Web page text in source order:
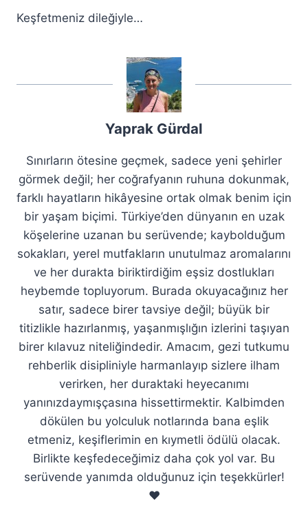
Keşfetmeniz dileğiyle…
Yaprak Gürdal
Sınırların ötesine geçmek, sadece yeni şehirler
görmek değil; her coğrafyanın ruhuna dokunmak,
farklı hayatların hikâyesine ortak olmak benim için
bir yaşam biçimi. Türkiye’den dünyanın en uzak
köşelerine uzanan bu serüvende; kaybolduğum
sokakları, yerel mutfakların unutulmaz aromalarını
ve her durakta biriktirdiğim eşsiz dostlukları
heybemde topluyorum. Burada okuyacağınız her
satır, sadece birer tavsiye değil; büyük bir
titizlikle hazırlanmış, yaşanmışlığın izlerini taşıyan
birer kılavuz niteliğindedir. Amacım, gezi tutkumu
rehberlik disipliniyle harmanlayıp sizlere ilham
verirken, her duraktaki heyecanımı
yanınızdaymışçasına hissettirmektir. Kalbimden
dökülen bu yolculuk notlarında bana eşlik
etmeniz, keşiflerimin en kıymetli ödülü olacak.
Birlikte keşfedeceğimiz daha çok yol var. Bu
serüvende yanımda olduğunuz için teşekkürler!
❤️